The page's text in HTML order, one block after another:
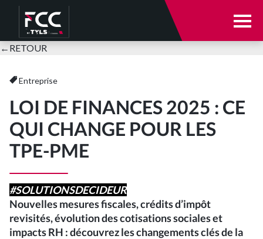
Votre secteur d’activité
E-solutions
Actualités
Nous rejoindre
← RETOUR
Qui sommes-nous ?
Nos équipes
Parole à nos clients
Nos expertises
Entreprise
LOI DE FINANCES 2025 : CE
QUI CHANGE POUR LES
TPE-PME
#SOLUTIONSDECIDEUR
Nouvelles mesures fiscales, crédits d’impôt
revisités, évolution des cotisations sociales et
impacts RH : découvrez les changements clés de la